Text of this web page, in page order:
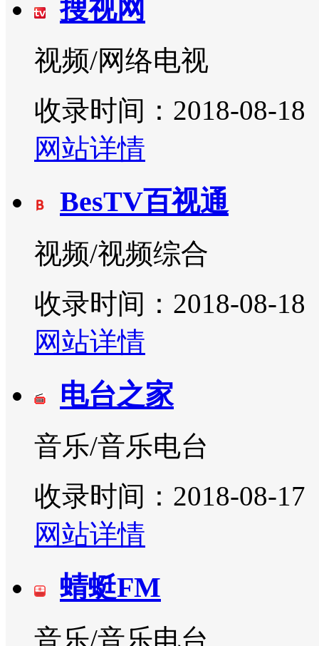
搜视网
视频/网络电视
收录时间：2018-08-18
网站详情
BesTV百视通
视频/视频综合
收录时间：2018-08-18
网站详情
电台之家
音乐/音乐电台
收录时间：2018-08-17
网站详情
蜻蜓FM
音乐/音乐电台